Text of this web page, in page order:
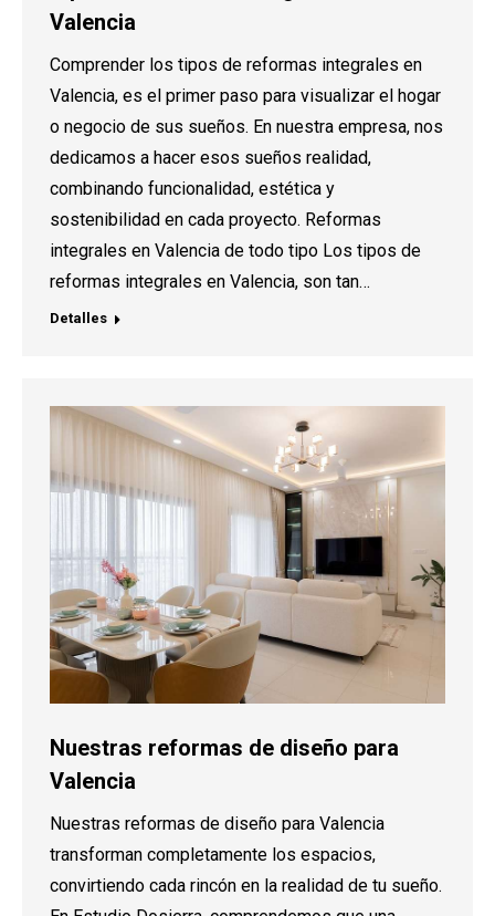
Valencia
Comprender los tipos de reformas integrales en
Valencia, es el primer paso para visualizar el hogar
o negocio de sus sueños. En nuestra empresa, nos
dedicamos a hacer esos sueños realidad,
combinando funcionalidad, estética y
sostenibilidad en cada proyecto. Reformas
integrales en Valencia de todo tipo Los tipos de
reformas integrales en Valencia, son tan…
Detalles
Nuestras reformas de diseño para
Valencia
Nuestras reformas de diseño para Valencia
transforman completamente los espacios,
convirtiendo cada rincón en la realidad de tu sueño.